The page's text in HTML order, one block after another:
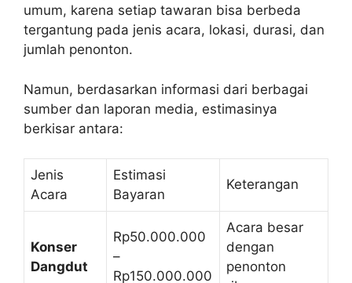
umum, karena setiap tawaran bisa berbeda
tergantung pada jenis acara, lokasi, durasi, dan
jumlah penonton.
Namun, berdasarkan informasi dari berbagai
sumber dan laporan media, estimasinya
berkisar antara:
Jenis
Acara
Estimasi
Bayaran
Keterangan
Konser
Dangdut
Rp50.000.000
–
Rp150.000.000
Acara besar
dengan
penonton